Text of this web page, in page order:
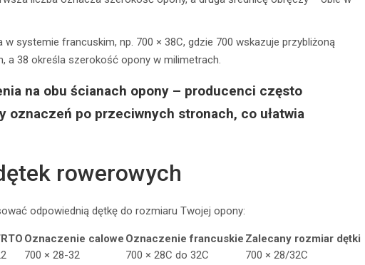
systemie francuskim, np. 700 × 38C, gdzie 700 wskazuje przybliżoną
a 38 określa szerokość opony w milimetrach.
na obu ścianach opony – producenci często
oznaczeń po przeciwnych stronach, co ułatwia
rowerowych
odpowiednią dętkę do rozmiaru Twojej opony:
Oznaczenie calowe Oznaczenie francuskie Zalecany rozmiar dętki
700 × 28-32 700 × 28C do 32C
700 × 28/32C